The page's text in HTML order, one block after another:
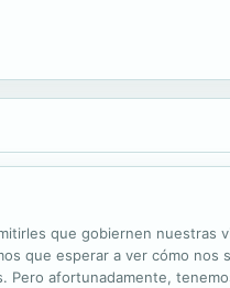
que gobiernen nuestras
que esperar a ver cómo nos
afortunadamente,